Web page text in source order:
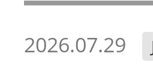
2026.07.29